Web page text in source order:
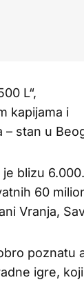
L“,
kapijama i
stan u
blizu
60
Vranja,
poznatu
igre,